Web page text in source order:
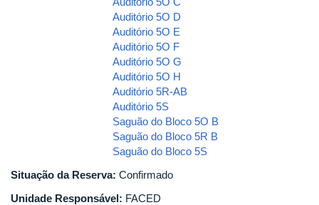
Auditório 5O D
Auditório 5O E
Auditório 5O F
Auditório 5O G
Auditório 5O H
Auditório 5R-AB
Auditório 5S
Saguão do Bloco 5O B
Saguão do Bloco 5R B
Saguão do Bloco 5S
Situação da Reserva: Confirmado
Unidade Responsável: FACED